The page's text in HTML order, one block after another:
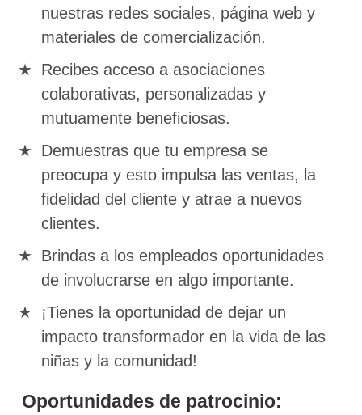
nuestras redes sociales, página web y
materiales de comercialización.
Recibes acceso a asociaciones
colaborativas, personalizadas y
mutuamente beneficiosas.
Demuestras que tu empresa se
preocupa y esto impulsa las ventas, la
fidelidad del cliente y atrae a nuevos
clientes.
Brindas a los empleados oportunidades
de involucrarse en algo importante.
¡Tienes la oportunidad de dejar un
impacto transformador en la vida de las
niñas y la comunidad!
Oportunidades de patrocinio: